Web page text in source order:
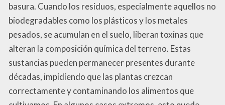
basura. Cuando los residuos, especialmente aquellos no
biodegradables como los plásticos y los metales
pesados, se acumulan en el suelo, liberan toxinas que
alteran la composición química del terreno. Estas
sustancias pueden permanecer presentes durante
décadas, impidiendo que las plantas crezcan
correctamente y contaminando los alimentos que